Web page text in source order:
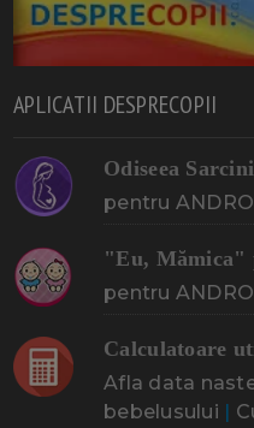
APLICATII DESPRECOPII
Odiseea
pentru
"Eu, Mămica"
pentru
Calculatoare
Afla data
bebelusului |